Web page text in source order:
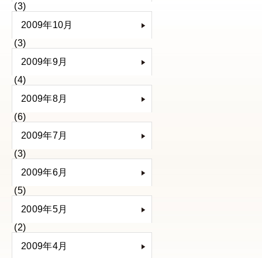
(3)
2009年10月
(3)
2009年9月
(4)
2009年8月
(6)
2009年7月
(3)
2009年6月
(5)
2009年5月
(2)
2009年4月